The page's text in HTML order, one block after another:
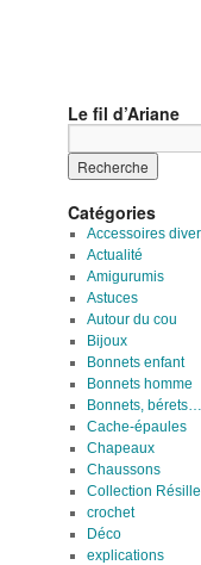
Le fil d’Ariane
Catégories
Accessoires
Actualité
Amigurumis
Astuces
Autour du cou
Bijoux
Bonnets enfant
Bonnets homme
Bonnets,
Cache-épaules
Chapeaux
Chaussons
Collection Résille
crochet
Déco
explications